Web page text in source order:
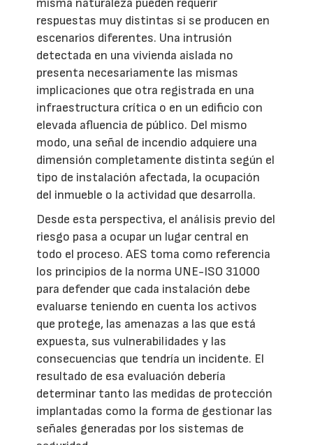
misma naturaleza pueden requerir
respuestas muy distintas si se producen en
escenarios diferentes. Una intrusión
detectada en una vivienda aislada no
presenta necesariamente las mismas
implicaciones que otra registrada en una
infraestructura crítica o en un edificio con
elevada afluencia de público. Del mismo
modo, una señal de incendio adquiere una
dimensión completamente distinta según el
tipo de instalación afectada, la ocupación
del inmueble o la actividad que desarrolla.
Desde esta perspectiva, el análisis previo del
riesgo pasa a ocupar un lugar central en
todo el proceso. AES toma como referencia
los principios de la norma UNE-ISO 31000
para defender que cada instalación debe
evaluarse teniendo en cuenta los activos
que protege, las amenazas a las que está
expuesta, sus vulnerabilidades y las
consecuencias que tendría un incidente. El
resultado de esa evaluación debería
determinar tanto las medidas de protección
implantadas como la forma de gestionar las
señales generadas por los sistemas de